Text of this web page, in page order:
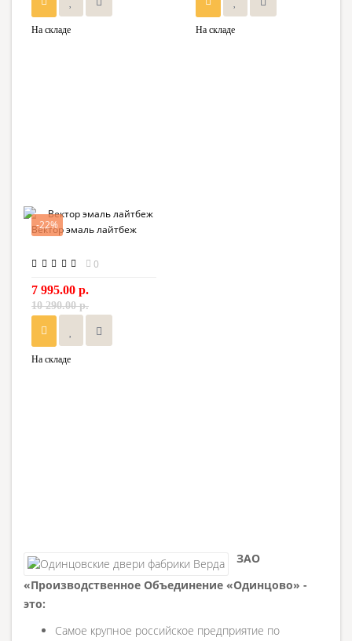
На складе На складе
-22%
Вектор эмаль лайтбеж
0
7 995.00 р.
10 290.00 р.
На складе
ЗАО
«Производственное Объединение «Одинцово» -
это:
Самое крупное российское предприятие по